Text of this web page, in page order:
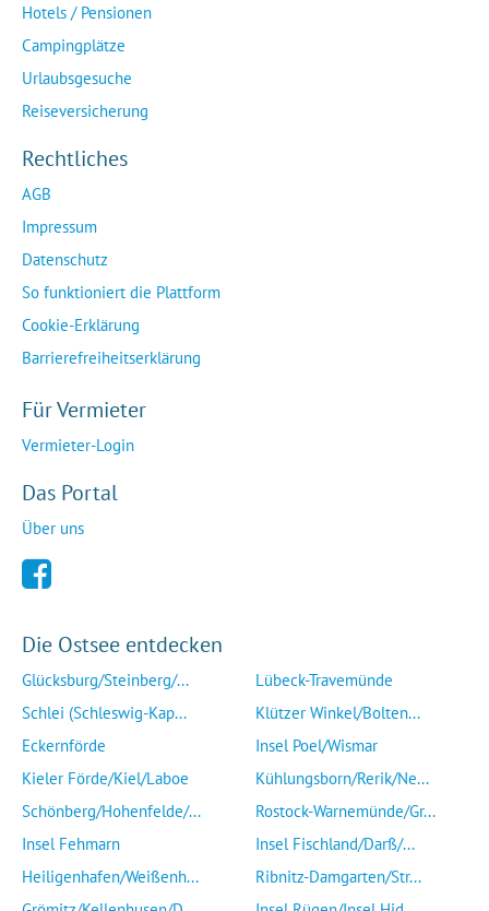
Hotels / Pensionen
Campingplätze
Urlaubsgesuche
Reiseversicherung
Rechtliches
AGB
Impressum
Datenschutz
So funktioniert die Plattform
Cookie-Erklärung
Barrierefreiheitserklärung
Für Vermieter
Vermieter-Login
Das Portal
Über uns
Die Ostsee entdecken
Glücksburg/Steinberg/...
Schlei (Schleswig-Kap...
Eckernförde
Kieler Förde/Kiel/Laboe
Schönberg/Hohenfelde/...
Insel Fehmarn
Heiligenhafen/Weißenh...
Lübeck-Travemünde
Klützer Winkel/Bolten...
Insel Poel/Wismar
Kühlungsborn/Rerik/Ne...
Rostock-Warnemünde/Gr...
Insel Fischland/Darß/...
Ribnitz-Damgarten/Str...